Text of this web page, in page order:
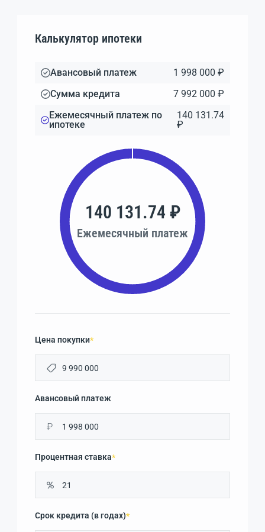
Калькулятор ипотеки
Авансовый платеж
1 998 000 ₽
Сумма кредита
7 992 000 ₽
Ежемесячный платеж по
ипотеке
140 131.74
₽
140 131.74 ₽
Ежемесячный платеж
Цена покупки*
Авансовый платеж
₽
Процентная ставка*
Срок кредита (в годах)*